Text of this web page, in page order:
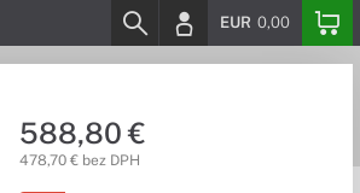
EUR 0,00
588,80 €
478,70 € bez DPH